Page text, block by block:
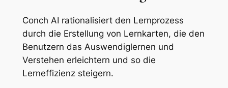
Conch AI rationalisiert den Lernprozess
durch die Erstellung von Lernkarten, die den
Benutzern das Auswendiglernen und
Verstehen erleichtern und so die
Lerneffizienz steigern.